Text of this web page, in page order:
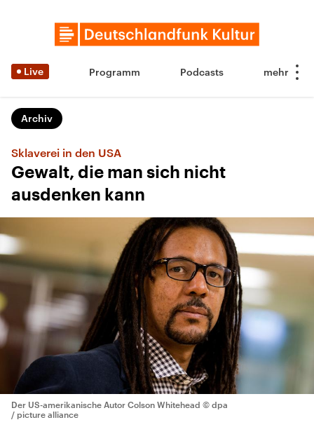
Live Programm Podcasts
Archiv
Sklaverei in den USA
Gewalt, die man sich nicht
ausdenken kann
Der US-amerikanische Autor Colson Whitehead © dpa
/ picture alliance